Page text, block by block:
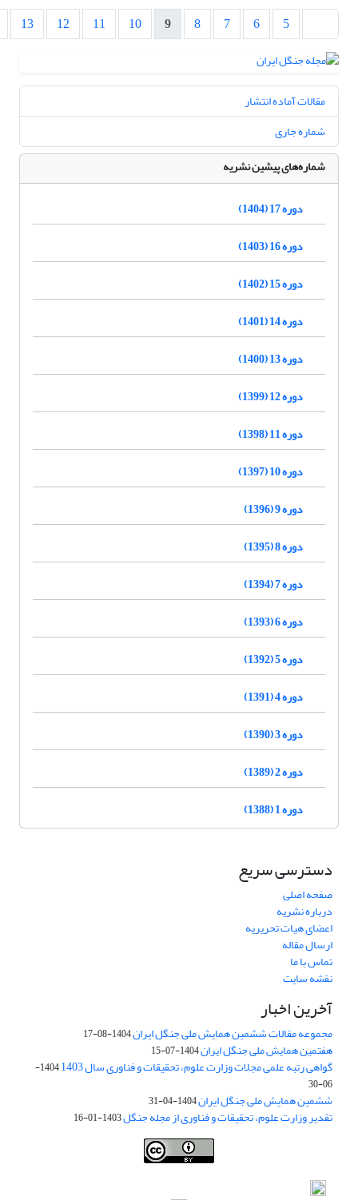
5
6
7
8
9
10
11
12
13
مقالات آماده انتشار
شماره جاری
شماره‌های پیشین نشریه
دوره 17 (1404)
دوره 16 (1403)
دوره 15 (1402)
دوره 14 (1401)
دوره 13 (1400)
دوره 12 (1399)
دوره 11 (1398)
دوره 10 (1397)
دوره 9 (1396)
دوره 8 (1395)
دوره 7 (1394)
دوره 6 (1393)
دوره 5 (1392)
دوره 4 (1391)
دوره 3 (1390)
دوره 2 (1389)
دوره 1 (1388)
دسترسی سریع
صفحه اصلی
درباره نشریه
اعضای هیات تحریریه
ارسال مقاله
تماس با ما
نقشه سایت
آخرین اخبار
مجموعه مقالات ششمین همایش ملی جنگل ایران1404-08-17
هفتمین همایش ملی جنگل ایران1404-07-15
گواهی رتبه علمی مجلات وزارت علوم، تحقیقات و فناوری سال 1403
1404-
06-30
ششمین همایش ملی جنگل ایران1404-04-31
تقدیر وزارت علوم، تحقیقات و فناوری از مجله جنگل1403-01-16